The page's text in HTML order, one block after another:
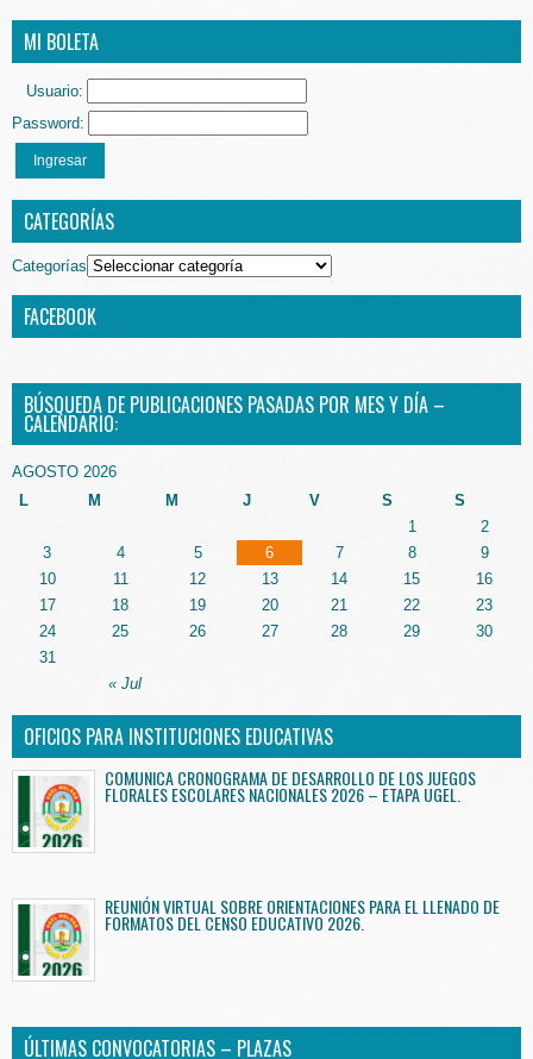
MI BOLETA
Usuario:
Password:
Ingresar
CATEGORÍAS
Categorías
FACEBOOK
BÚSQUEDA DE PUBLICACIONES PASADAS POR MES Y DÍA –
CALENDARIO:
AGOSTO 2026
L
M M J V S S
« Jul
1
2
3
4 5 6 7 8
9
10
11 12 13 14 15
16
17
18 19 20 21 22
23
24
25 26 27 28 29
30
31
OFICIOS PARA INSTITUCIONES EDUCATIVAS
COMUNICA CRONOGRAMA DE DESARROLLO DE LOS JUEGOS
FLORALES ESCOLARES NACIONALES 2026 – ETAPA UGEL.
REUNIÓN VIRTUAL SOBRE ORIENTACIONES PARA EL LLENADO DE
FORMATOS DEL CENSO EDUCATIVO 2026.
ÚLTIMAS CONVOCATORIAS – PLAZAS